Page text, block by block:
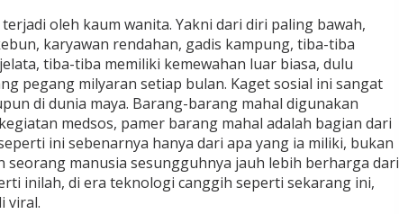
oleh kaum wanita. Yakni dari diri paling bawah,
karyawan rendahan, gadis kampung, tiba-tiba
tiba-tiba memiliki kemewahan luar biasa, dulu
pegang milyaran setiap bulan. Kaget sosial ini sangat
di dunia maya. Barang-barang mahal digunakan
medsos, pamer barang mahal adalah bagian dari
ini sebenarnya hanya dari apa yang ia miliki, bukan
seorang manusia sesungguhnya jauh lebih berharga dari
inilah, di era teknologi canggih seperti sekarang ini,
viral.